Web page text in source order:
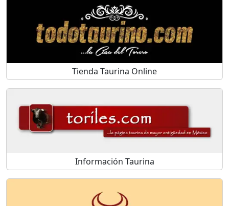
Tienda Taurina Online
Información Taurina